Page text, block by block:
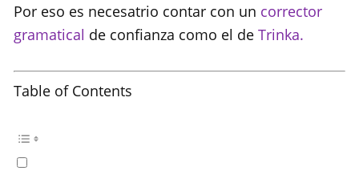
Por eso es necesatrio contar con un corrector
gramatical de confianza como el de Trinka.
Table of Contents